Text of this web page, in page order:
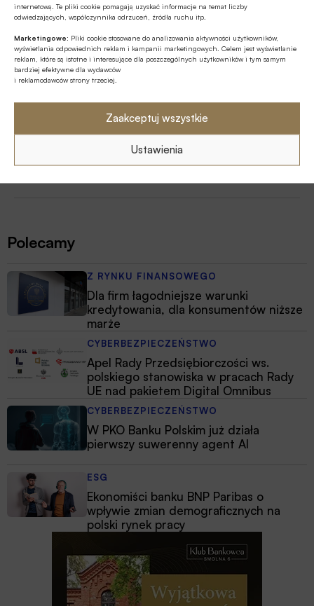
internetową. Te pliki cookie pomagają uzyskać informacje na temat liczby
odwiedzających, współczynnika odrzuceń, źródła ruchu itp.
Marketingowe: Pliki cookie stosowane do analizowania aktywności użytkowników,
wyświetlania odpowiednich reklam i kampanii marketingowych. Celem jest wyświetlanie
reklam, które są istotne i interesujące dla poszczególnych użytkowników i tym samym
bardziej efektywne dla wydawców
i reklamodawców strony trzeciej.
Zaakceptuj wszystkie
Ustawienia
Węgiel Witold Gadomski Zielona energia
Autor
Gazeta Wyborcza
Polecamy
Z RYNKU FINANSOWEGO
Dla firm łagodniejsze warunki
kredytowania, dla konsumentów niższe
marże
CYBERBEZPIECZEŃSTWO
Apel Rady Przedsiębiorczości ws.
polskiego stanowiska w pracach Rady
UE nad pakietem Digital Omnibus
CYBERBEZPIECZEŃSTWO
W PKO Banku Polskim już działa
pierwszy suwerenny agent AI
ESG
Ekonomiści banku BNP Paribas o
wpływie zmian demograficznych na
polski rynek pracy